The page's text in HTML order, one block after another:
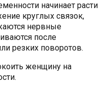
начинает расти
круглых связок,
нервные
после
резких поворотов.
женщину на